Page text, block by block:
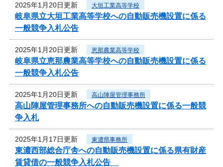
2025年1月20日更新 大垣工業高等学校
岐阜県立大垣工業高等学校への自動販売機設置に係る
一般競争入札公告
2025年1月20日更新 恵那農業高等学校
岐阜県立恵那農業高等学校への自動販売機設置に係る
一般競争入札公告
2025年1月20日更新 高山陣屋管理事務所
高山陣屋管理事務所への自動販売機設置に係る一般競
争入札
2025年1月17日更新 東濃県事務所
東濃西部総合庁舎への自動販売機設置に係る県有財産
賃貸借の一般競争入札公告